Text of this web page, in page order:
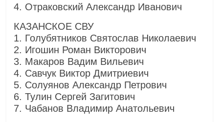
4. Отраковский Александр Иванович
КАЗАНСКОЕ СВУ
1. Голубятников Святослав Николаевич
2. Игошин Роман Викторович
3. Макаров Вадим Вильевич
4. Савчук Виктор Дмитриевич
5. Солуянов Александр Петрович
6. Тулин Сергей Загитович
7. Чабанов Владимир Анатольевич